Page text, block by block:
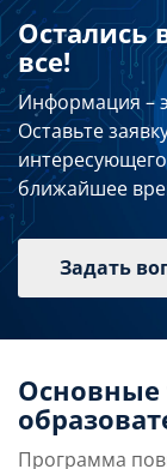
Остались
все!
Информация –
Оставьте
ближайшее
Задать
Программа